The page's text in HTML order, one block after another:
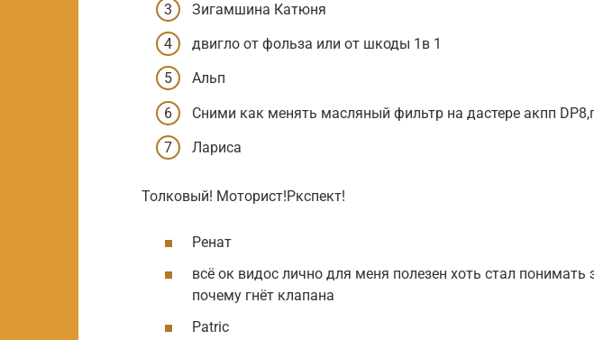
Зигамшина Катюня
двигло от фольза или от шкоды 1в 1
Альп
Сними как менять масляный фильтр на дастере акпп
Лариса
Толковый! Моторист!Ркспект!
Ренат
всё ок видос лично для меня полезен хоть стал понимать
почему гнёт клапана
Patric